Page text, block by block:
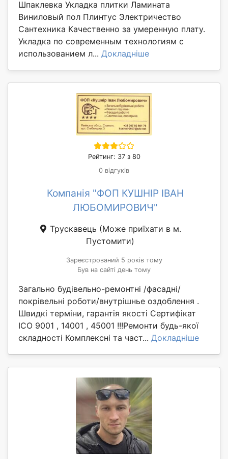
Шпаклевка Укладка плитки Ламината
Виниловый пол Плинтус Электричество
Сантехника Качественно за умеренную плату.
Укладка по современным технологиям с
использованием л... Докладніше
Рейтинг: 37 з 80
0 відгуків
Компанія "ФОП КУШНІР ІВАН
ЛЮБОМИРОВИЧ"
Трускавець (Може приїхати в м.
Пустомити)
Зареєстрований 5 років тому
Був на сайті день тому
Загально будівельно-ремонтні /фасадні/
покрівельні роботи/внутрішнье оздоблення .
Швидкі терміни, гарантія якості Сертифікат
ICO 9001 , 14001 , 45001 !!!Ремонти будь-якої
складності Комплексні та част... Докладніше